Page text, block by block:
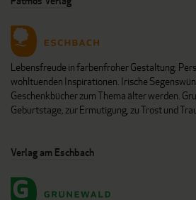
Lebensfreude in farbenfroher Gestaltung:
wohltuenden Inspirationen. Irische
Geschenkbücher zum Thema älter werden.
Geburtstage, zur Ermutigung, zu Trost und
Verlag am Eschbach